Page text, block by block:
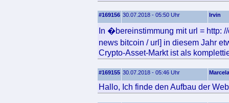
#169156 30.07.2018 - 05:50 Uhr Irvin
In �bereinstimmung mit url = http:
news bitcoin / url] in diesem Jahr
Crypto-Asset-Markt ist als
#169155 30.07.2018 - 05:46 Uhr Marcela
Hallo, Ich finde den Aufbau der